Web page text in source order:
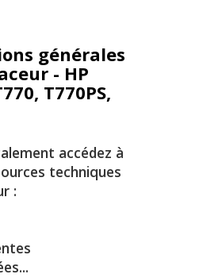
générales
- HP
T770PS,
accédez à
techniques
: